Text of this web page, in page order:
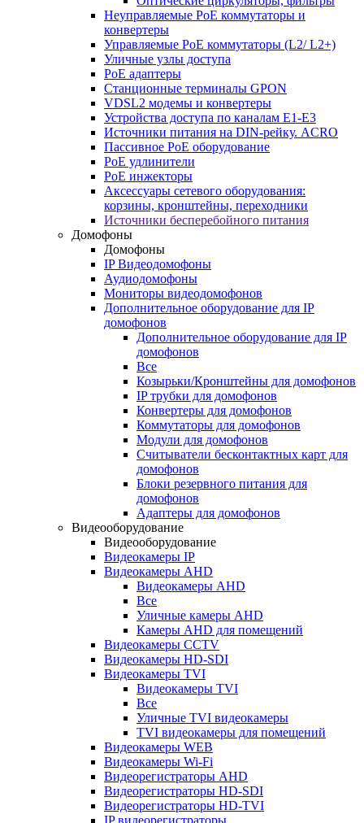
Неуправляемые PoE коммутаторы и
конвертеры
Управляемые PoE коммутаторы (L2/ L2+)
Уличные узлы доступа
PoE адаптеры
Станционные терминалы GPON
VDSL2 модемы и конвертеры
Устройства доступа по каналам E1-E3
Источники питания на DIN-рейку. ACRO
Пассивное PoE оборудование
PoE удлинители
PoE инжекторы
Аксессуары сетевого оборудования:
корзины, кронштейны, переходники
Источники бесперебойного питания
Домофоны
Домофоны
IP Видеодомофоны
Аудиодомофоны
Мониторы видеодомофонов
Дополнительное оборудование для IP
домофонов
Дополнительное оборудование для IP
домофонов
Все
Козырьки/Кронштейны для домофонов
IP трубки для домофонов
Конвертеры для домофонов
Коммутаторы для домофонов
Модули для домофонов
Считыватели бесконтактных карт для
домофонов
Блоки резервного питания для
домофонов
Адаптеры для домофонов
Видеооборудование
Видеооборудование
Видеокамеры IP
Видеокамеры AHD
Видеокамеры AHD
Все
Уличные камеры AHD
Камеры AHD для помещений
Видеокамеры CCTV
Видеокамеры HD-SDI
Видеокамеры TVI
Видеокамеры TVI
Все
Уличные TVI видеокамеры
TVI видеокамеры для помещений
Видеокамеры WEB
Видеокамеры Wi-Fi
Видеорегистраторы AHD
Видеорегистраторы HD-SDI
Видеорегистраторы HD-TVI
IP видеорегистраторы